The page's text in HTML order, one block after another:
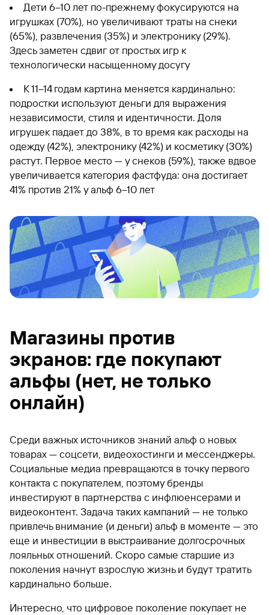
Дети 6–10 лет по-прежнему фокусируются на
игрушках (70%), но увеличивают траты на снеки
(65%), развлечения (35%) и электронику (29%).
Здесь заметен сдвиг от простых игр к
технологически насыщенному досугу
К 11–14 годам картина меняется кардинально:
подростки используют деньги для выражения
независимости, стиля и идентичности. Доля
игрушек падает до 38%, в то время как расходы на
одежду (42%), электронику (42%) и косметику (30%)
растут. Первое место — у снеков (59%), также вдвое
увеличивается категория фастфуда: она достигает
41% против 21% у альф 6–10 лет
Магазины против
экранов: где покупают
альфы (нет, не только
онлайн)
Среди важных источников знаний альф о новых
товарах — соцсети, видеохостинги и мессенджеры.
Социальные медиа превращаются в точку первого
контакта с покупателем, поэтому бренды
инвестируют в партнерства с инфлюенсерами и
видеоконтент. Задача таких кампаний — не только
привлечь внимание (и деньги) альф в моменте — это
еще и инвестиции в выстраивание долгосрочных
лояльных отношений. Скоро самые старшие из
поколения начнут взрослую жизнь и будут тратить
кардинально больше.
Интересно, что цифровое поколение покупает не